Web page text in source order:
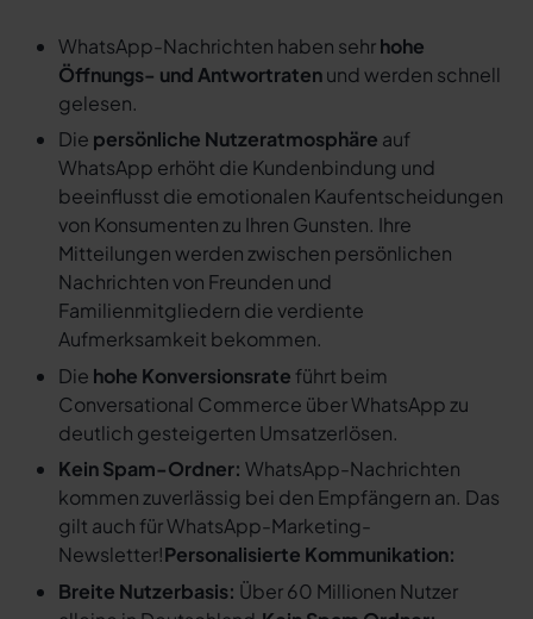
WhatsApp-Nachrichten haben sehrhohe
Öffnungs- und Antwortratenund werden schnell
gelesen.
Die persönliche Nutzeratmosphäre auf
WhatsApp erhöht die Kundenbindung und
beeinflusst die emotionalen Kaufentscheidungen
von Konsumenten zu Ihren Gunsten. Ihre
Mitteilungen werden zwischen persönlichen
Nachrichten von Freunden und
Familienmitgliedern die verdiente
Aufmerksamkeit bekommen.
Die hohe Konversionsrate führt beim
Conversational Commerce über WhatsApp zu
deutlich gesteigerten Umsatzerlösen.
Kein Spam-Ordner: WhatsApp-Nachrichten
kommen zuverlässig bei den Empfängern an. Das
gilt auch für WhatsApp-Marketing-
Newsletter!Personalisierte Kommunikation:
Breite Nutzerbasis: Über 60 Millionen Nutzer